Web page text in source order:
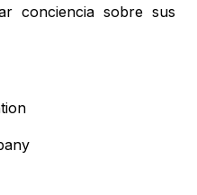
conciencia sobre sus